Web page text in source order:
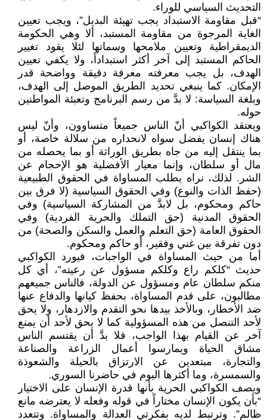
التحديث السياسي للوراء.
“قبل مقاومة الاستبداد يجب تهيئة البديل”، ويجب تعيين
الغاية المرجوة من مقاومة المستبد، ألا وهي الحكومة
الديمقراطية وتعيين ملامحها وسماتها لئلا يقود تغيير
الحاكم المستبد إلى آخر أكثر استبداداً، ولا يكفي تعيين
الهدف، بل يجب معرفته معرفة دقيقة وواضحة قدر
الإمكان. كما ينبغي تحديد الطريق الموصل إلى الهدف،
وبلغة السياسة: لا بدَّ من رسم البرنامج وتعبئة المواطنين
حوله.
ويعتقد الكواكبي أنّ الناس جميعاً متساوون، وأنّ ليس
هناك إنسان يفضل سواه لانحداره من سلالة خاصة، أو
بما ينتقل إليه من جاه بطريق الوراثة أو بما يحصله من
مال أو سلطان، وإنما معيار الأفضلية هو الإحجام عن
الشر. لذلك، نراه يطلب المساواة في الحقوق الطبيعية
(حفظ الذات والنوع) وفي الحقوق السياسية (لا فرق بين
حاكم ومحكوم، بل لابدَّ من المشاركة السياسية) وفي
الحقوق المدنية (حق التملك والحرية الفردية) وفي
الحقوق العامة (حق التعلم والعمل والسكن والصحة) من
دون تفرقة بين غني وفقير، أو حاكم ومحكوم.
أما من حيث المساواة في الواجبات، فيورد الكواكبي
حديث “كلكم راع وكلكم مسؤول عن رعيته”، أي كل
منكم سلطان عام ومسؤول عن الدولة، فالناس جميعهم
مطالبون، على قدم المساواة، بحفظ كيانها والدفاع عنها
ضد الأخطار، وبالأخذ بيدها نحو التقدم والازدهار، ولا يحق
لأحد التنصل من هذه المسؤولية كما لا يحق لأحد أن يمنع
آخر عن القيام بهذا الواجب، فلا بدَّ أن يقتسم الناس
مشاق الحياة ويمارسوا أعمال الزراعة والصناعة
والتجارة، مبتعدين عن الارتزاق بالحيلة والشعوذة
والسمسرة، وما أكثرها اليوم في حاضرنا السوري.
ويصف الكواكبي الحرية بأنها قدرة الإنسان على الاختيار
“بأن يكون الإنسان مختاراً في قوله وفعله لا يعترضه مانع
ظالم”. وترتبط لديه بفكرتي العدالة والمساواة. وتتعدد